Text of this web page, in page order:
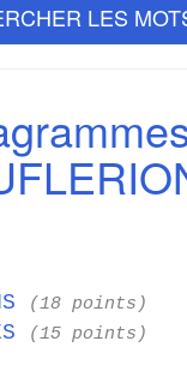
LES
(18 points)
(15 points)